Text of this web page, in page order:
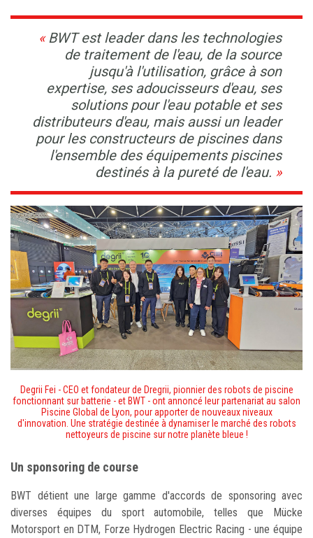
BWT est leader dans les technologies
de traitement de l'eau, de la source
jusqu'à l'utilisation, grâce à son
expertise, ses adoucisseurs d'eau, ses
solutions pour l'eau potable et ses
distributeurs d'eau, mais aussi un leader
pour les constructeurs de piscines dans
l'ensemble des équipements piscines
destinés à la pureté de l'eau.
Degrii Fei - CEO et fondateur de Dregrii, pionnier des robots de piscine
fonctionnant sur batterie - et BWT - ont annoncé leur partenariatau salon
Piscine Global de Lyon, pour apporter de nouveaux niveaux
d'innovation. Une stratégie destinée à dynamiser le marché des robots
nettoyeurs de piscine sur notre planète bleue !
Un sponsoring de course
BWT détient une large gamme d'accords de sponsoring avec
diverses équipes du sport automobile, telles que Mücke
Motorsport en DTM, Forze Hydrogen Electric Racing - une équipe